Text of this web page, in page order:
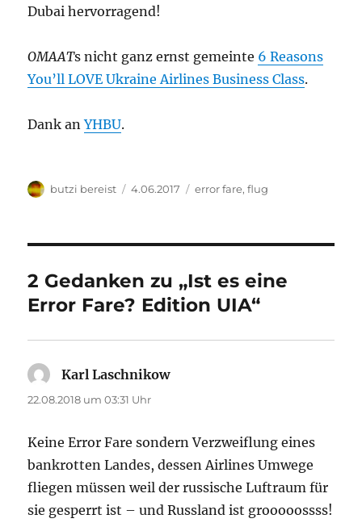
Dubai hervorragend!
OMAATs nicht ganz ernst gemeinte 6 Reasons
You’ll LOVE Ukraine Airlines Business Class.
Dank anYHBU.
Autor
butzi bereist
Veröffentlicht
4.06.2017 Kategorien
error fare,flug
2 Gedanken zu „Ist es eine
Error Fare? Edition UIA“
Karl Laschnikowsagt:
22.08.2018 um 03:31 Uhr
Keine Error Fare sondern Verzweiflung eines
bankrotten Landes, dessen Airlines Umwege
fliegen müssen weil der russische Luftraum für
sie gesperrt ist – und Russland ist grooooossss!